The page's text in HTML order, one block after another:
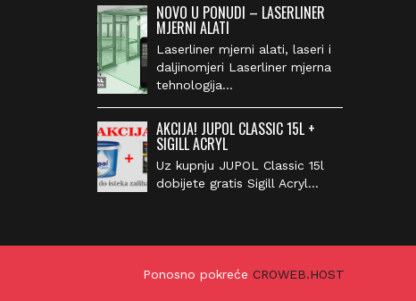
NOVO U PONUDI – LASERLINER
MJERNI ALATI
Laserliner mjerni alati, laseri i
daljinomjeri Laserliner mjerna
tehnologija…
AKCIJA! JUPOL CLASSIC 15L +
SIGILL ACRYL
Uz kupnju JUPOL Classic 15l
dobijete gratis Sigill Acryl…
Ponosno pokrećeCROWEB.HOST